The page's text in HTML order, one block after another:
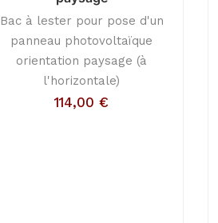
Bac à lester pour pose d'un
panneau photovoltaïque
orientation paysage (à
l'horizontale)
114,00 €